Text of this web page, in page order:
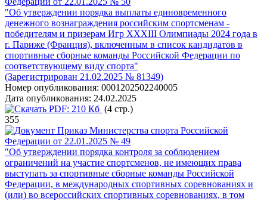
"Об утверждении порядка выплаты единовременного
денежного вознаграждения российским спортсменам -
победителям и призерам Игр XXXIII Олимпиады 2024 года в
г. Париже (Франция), включенным в список кандидатов в
спортивные сборные команды Российской Федерации по
соответствующему виду спорта"
(Зарегистрирован 21.02.2025 № 81349)
Номер опубликования: 0001202502240005
Дата опубликования: 24.02.2025
PDF: 210 Кб (4 стр.)
355
Приказ Министерства спорта Российской
Федерации от 22.01.2025 № 49
"Об утверждении порядка контроля за соблюдением
ограничений на участие спортсменов, не имеющих права
выступать за спортивные сборные команды Российской
Федерации, в международных спортивных соревнованиях и
(или) во всероссийских спортивных соревнованиях, в том